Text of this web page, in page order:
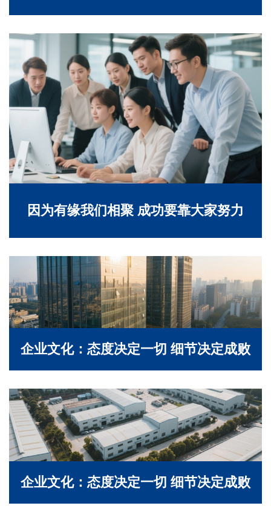
因为有缘我们相聚 成功要靠大家努力
企业文化：态度决定一切 细节决定成败
企业文化：态度决定一切 细节决定成败